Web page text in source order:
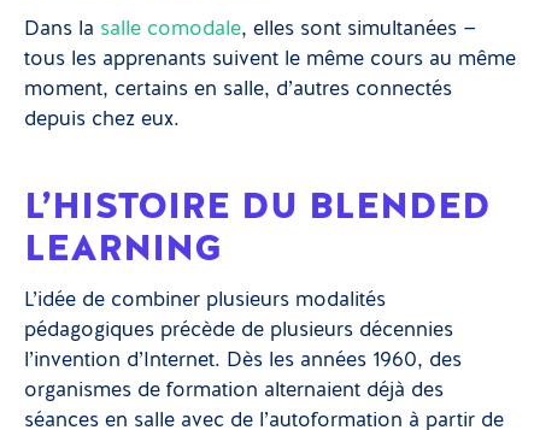
Dans la salle comodale, elles sont simultanées —
tous les apprenants suivent le même cours au même
moment, certains en salle, d’autres connectés
depuis chez eux.
L’HISTOIRE DU BLENDED
LEARNING
L’idée de combiner plusieurs modalités
pédagogiques précède de plusieurs décennies
l’invention d’Internet. Dès les années 1960, des
organismes de formation alternaient déjà des
séances en salle avec de l’autoformation à partir de